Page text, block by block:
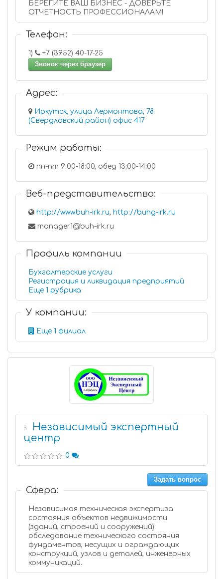
БЕРЕГИТЕ ВАШ БИЗНЕС - ДОВЕРЬТЕ
ОТЧЕТНОСТЬ ПРОФЕССИОНАЛАМ!
Телефон:
1)
+7 (3952) 40-17-25
Звонок через браузер
Адрес:
Иркутск, улица Лермонтова, 78
(Свердловский район) офис 417
Режим работы:
пн-пт 9:00-18:00, обед 13:00-14:00
Веб-представительство:
http://www.buh-irk.ru, http://buhg-irk.ru
manager1@buh-irk.ru
Профиль компании
Бухгалтерские услуги
Регистрация и ликвидация предприятий
Еще 1 рубрика
У компании:
Еще 1 филиал
8
Независимый экспертный
центр
0
Задать вопрос
Сфера:
Независимая техническая экспертиза
состояния объектов недвижимости
(зданий, строений и сооружений):
обследование технического состояния
фундаментов, несущих и ограждающих
конструкций, узлов и деталей, инженерных
коммуникаций.